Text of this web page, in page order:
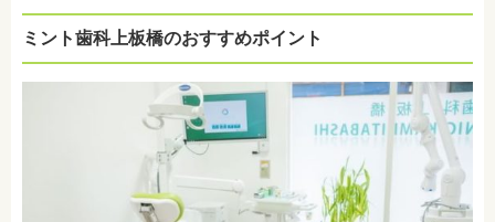
ミント歯科上板橋のおすすめポイント